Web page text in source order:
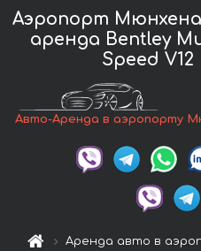
Аэропорт
аренда Bentley
Speed V12
Авто-Аренда в аэропорту
Аренда авто в